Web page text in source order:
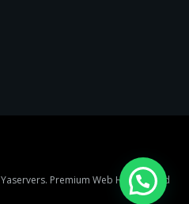
Yaservers. Premium Web Hosting and